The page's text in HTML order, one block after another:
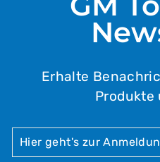
Erhalte
Produkte